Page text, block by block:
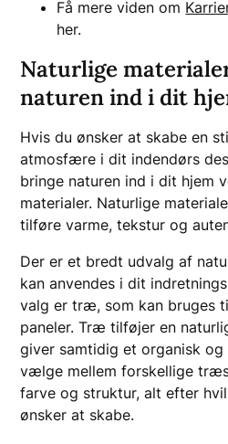
Få mere viden om
her.
Naturlige
naturen ind i dit
Hvis du ønsker at skabe en
atmosfære i dit indendørs
bringe naturen ind i dit hjem
materialer. Naturlige
tilføre varme, tekstur og
Der er et bredt udvalg af
kan anvendes i dit
valg er træ, som kan bruges
paneler. Træ tilføjer en
giver samtidig et organisk
vælge mellem forskellige
farve og struktur, alt efter
ønsker at skabe.